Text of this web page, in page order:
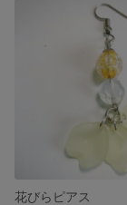
花びらピアス